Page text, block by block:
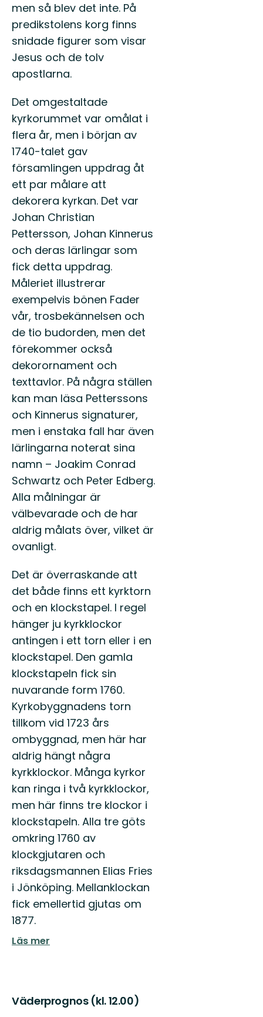
men så blev det inte. På
predikstolens korg finns
snidade figurer som visar
Jesus och de tolv
apostlarna.
Det omgestaltade
kyrkorummet var omålat i
flera år, men i början av
1740-talet gav
församlingen uppdrag åt
ett par målare att
dekorera kyrkan. Det var
Johan Christian
Pettersson, Johan Kinnerus
och deras lärlingar som
fick detta uppdrag.
Måleriet illustrerar
exempelvis bönen Fader
vår, trosbekännelsen och
de tio budorden, men det
förekommer också
dekorornament och
texttavlor. På några ställen
kan man läsa Petterssons
och Kinnerus signaturer,
men i enstaka fall har även
lärlingarna noterat sina
namn – Joakim Conrad
Schwartz och Peter Edberg.
Alla målningar är
välbevarade och de har
aldrig målats över, vilket är
ovanligt.
Det är överraskande att
det både finns ett kyrktorn
och en klockstapel. I regel
hänger ju kyrkklockor
antingen i ett torn eller i en
klockstapel. Den gamla
klockstapeln fick sin
nuvarande form 1760.
Kyrkobyggnadens torn
tillkom vid 1723 års
ombyggnad, men här har
aldrig hängt några
kyrkklockor. Många kyrkor
kan ringa i två kyrkklockor,
men här finns tre klockor i
klockstapeln. Alla tre göts
omkring 1760 av
klockgjutaren och
riksdagsmannen Elias Fries
i Jönköping. Mellanklockan
fick emellertid gjutas om
1877.
Läs mer
Väderprognos (kl. 12.00)